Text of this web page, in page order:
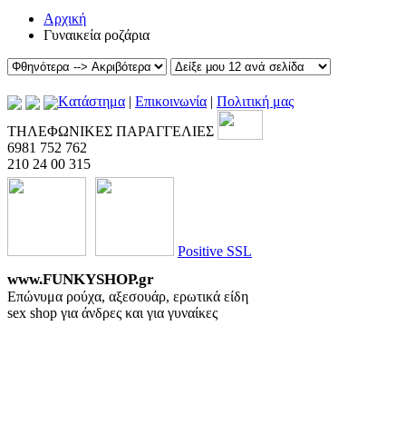
Αρχική
Γυναικεία ροζάρια
Kατάστημα | Επικοινωνία | Πολιτική μας
ΤΗΛΕΦΩΝΙΚΕΣ ΠΑΡΑΓΓΕΛΙΕΣ
6981 752 762
210 24 00 315
Positive SSL
www.FUNKYSHOP.gr
Επώνυμα ρούχα, αξεσουάρ, ερωτικά είδη
sex shop για άνδρες και για γυναίκες